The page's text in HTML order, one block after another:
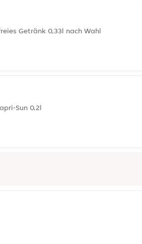
Getränk 0,33l nach Wahl
Sun 0,2l